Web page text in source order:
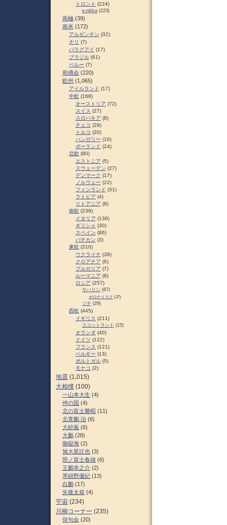
トロント (224)
e-nikka (223)
南極 (39)
南米 (172)
アルゼンチン (32)
チリ (7)
パラグアイ (17)
ブラジル (61)
ペルー (7)
和僑会 (220)
欧州 (1,065)
アイルランド (17)
中欧 (168)
オーストリア (72)
スイス (27)
スロパキア (8)
チェコ (29)
トルコ (20)
ハンガリー (16)
ポーランド (24)
北欧 (90)
エストニア (5)
スウェーデン (27)
デンマーク (17)
ノルウェー (22)
フィンランド (31)
ラトビア (4)
リトアニア (8)
南欧 (238)
イタリア (136)
ギリシャ (30)
スペイン (86)
バチカン (3)
東欧 (310)
ウクライナ (39)
クロアチア (6)
ブルガリア (7)
ルーマニア (6)
ロシア (257)
サハリン (67)
ポロナイスク (37)
ソチ (29)
西欧 (445)
イギリス (211)
スコットランド (15)
オランダ (40)
ドイツ (122)
フランス (121)
ベルギー (13)
ポルトガル (5)
モナコ (2)
地震 (1,015)
大相撲 (100)
一山本大生 (4)
仲の国 (4)
北の富士勝昭 (11)
北青鵬 治 (6)
大砂嵐 (6)
大鵬 (28)
御嶽海 (2)
旭大星託也 (3)
照ノ富士春雄 (6)
王鵬幸之介 (2)
琴紺野優紀 (13)
白鵬 (17)
矢後太規 (4)
宇宙 (234)
川柳コーナー (235)
俳句会 (20)